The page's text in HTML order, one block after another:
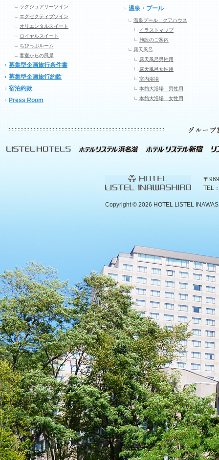
ラグジュアリーツイン
エグゼクティブツイン
オリエンタルスイート
ロイヤルスイート
ちびっぷルーム
客室からの風景
募集型企画旅行条件書
募集型企画旅行約款
宿泊約款
Press Room
温泉・プール
温泉プール クアハウス
イラストマップ
施設のご案内
露天風呂
露天風呂男性用
露天風呂女性用
室内浴場
本館大浴場 男性用
本館大浴場 女性用
〒
TEL
Copyright © 2026 HOTEL LISTEL